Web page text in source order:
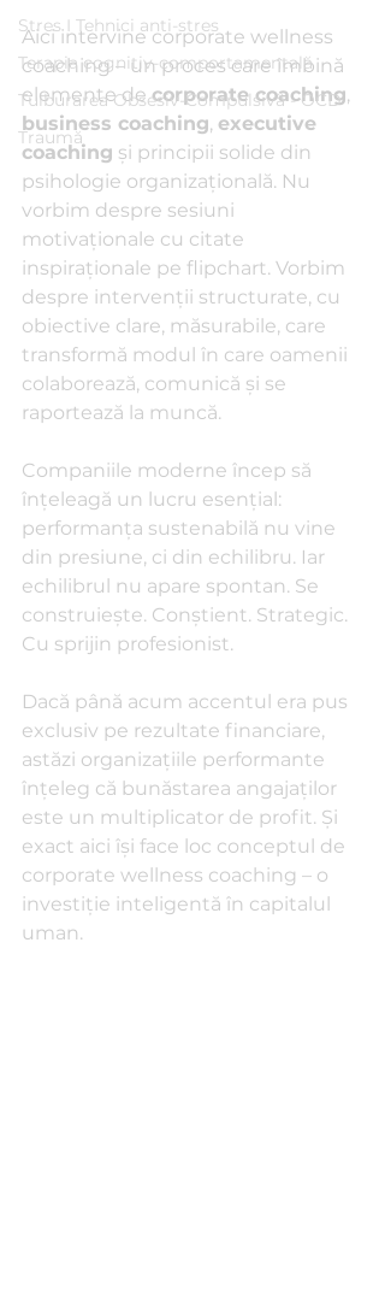
Stres I Tehnici anti-stres
Terapia cognitiv-comportamentală
Tulburarea Obsesiv-Compulsivă - OCD
Traumă
Aici intervine corporate wellness
coaching – un proces care îmbină
elemente de corporate coaching,
business coaching, executive
coaching și principii solide din
psihologie organizațională. Nu
vorbim despre sesiuni
motivaționale cu citate
inspiraționale pe flipchart. Vorbim
despre intervenții structurate, cu
obiective clare, măsurabile, care
transformă modul în care oamenii
colaborează, comunică și se
raportează la muncă.
Companiile moderne încep să
înțeleagă un lucru esențial:
performanța sustenabilă nu vine
din presiune, ci din echilibru. Iar
echilibrul nu apare spontan. Se
construiește. Conștient. Strategic.
Cu sprijin profesionist.
Dacă până acum accentul era pus
exclusiv pe rezultate financiare,
astăzi organizațiile performante
înțeleg că bunăstarea angajaților
este un multiplicator de profit. Și
exact aici își face loc conceptul de
corporate wellness coaching – o
investiție inteligentă în capitalul
uman.